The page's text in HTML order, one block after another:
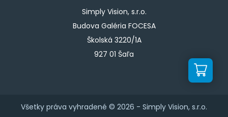
Simply Vision, s.r.o.
Budova Galéria FOCESA
Školská 3220/1A
927 01 Šaľa
Všetky práva vyhradené © 2026 - Simply Vision, s.r.o.